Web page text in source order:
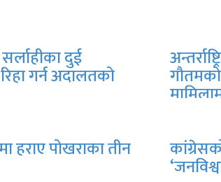
दुई
गर्न अदालतको
हराए पोखराका तीन